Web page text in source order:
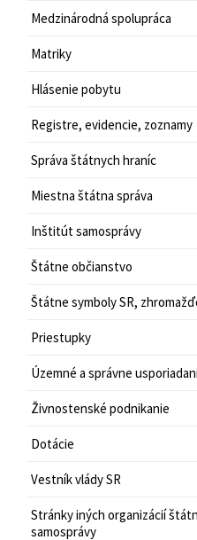
Medzinárodná spolupráca
Matriky
Hlásenie pobytu
Registre, evidencie, zoznamy
Správa štátnych hraníc
Miestna štátna správa
Inštitút samosprávy
Štátne občianstvo
Štátne symboly SR,
Priestupky
Územné a správne
Živnostenské podnikanie
Dotácie
Vestník vlády SR
Stránky iných organizácií
samosprávy